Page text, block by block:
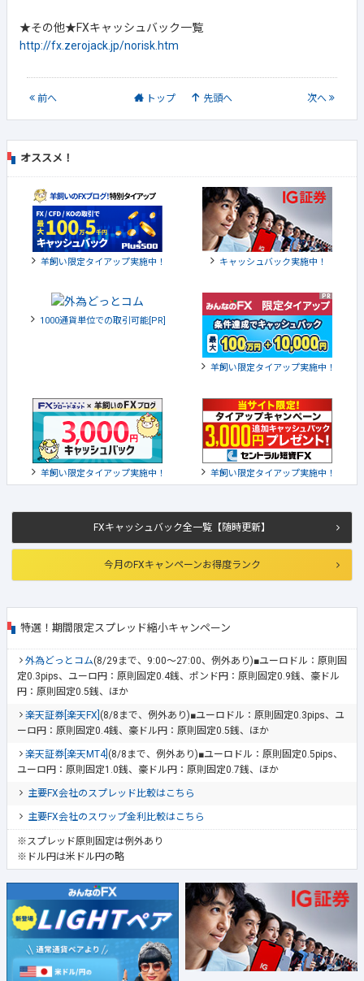
★その他★FXキャッシュバック一覧
http://fx.zerojack.jp/norisk.htm
前へ トップ 先頭へ 次へ
FXキャッシュバック全一覧【随時更新】
今月のFXキャンペーンお得度ランク
特選！期間限定スプレッド縮小キャンペーン
外為どっとコム(8/29まで、9:00～27:00、例外あり)■ユーロドル：原則固
定0.3pips、ユーロ円：原則固定0.4銭、ポンド円：原則固定0.9銭、豪ドル
円：原則固定0.5銭、ほか
楽天証券[楽天FX] (8/8まで、例外あり)■ユーロドル：原則固定0.3pips、ユ
ーロ円：原則固定0.4銭、豪ドル円：原則固定0.5銭、ほか
楽天証券[楽天MT4] (8/8まで、例外あり)■ユーロドル：原則固定0.5pips、
ユーロ円：原則固定1.0銭、豪ドル円：原則固定0.7銭、ほか
主要FX会社のスプレッド比較はこちら
主要FX会社のスワップ金利比較はこちら
※スプレッド原則固定は例外あり
※ドル円は米ドル円の略
オススメ！
羊飼い限定タイアップ実施中！ キャッシュバック実施中！
1000通貨単位での取引可能[PR]
羊飼い限定タイアップ実施中！
羊飼い限定タイアップ実施中！ 羊飼い限定タイアップ実施中！